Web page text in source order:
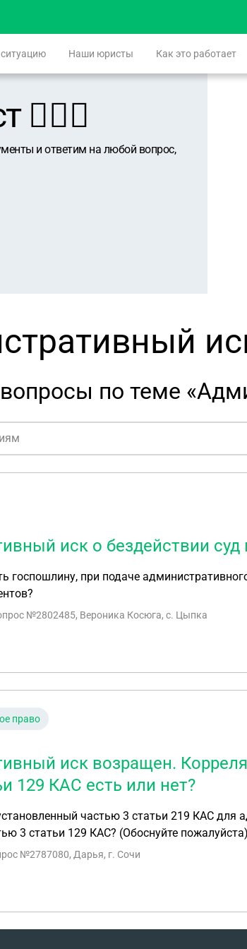
Наши юристы Как это работает
и ответим на любой вопрос,
по теме
иск о бездействии суд
госпошлину, при подаче
№2802485, Вероника Косюга, с. Цыпка
право
иск возращен.
129 КАС есть или нет?
частью 3 статьи 219 КАС для
3 статьи 129 КАС? (Обоснуйте пожалуйста)
№2787080, Дарья, г. Сочи